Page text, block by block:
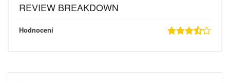
REVIEW BREAKDOWN
Hodnocení